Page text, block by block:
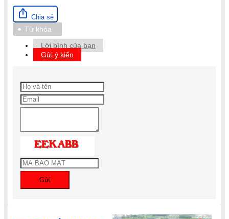
Chia sẻ
Từ khóa
Lời bình của bạn
Gửi ý kiến
Gửi